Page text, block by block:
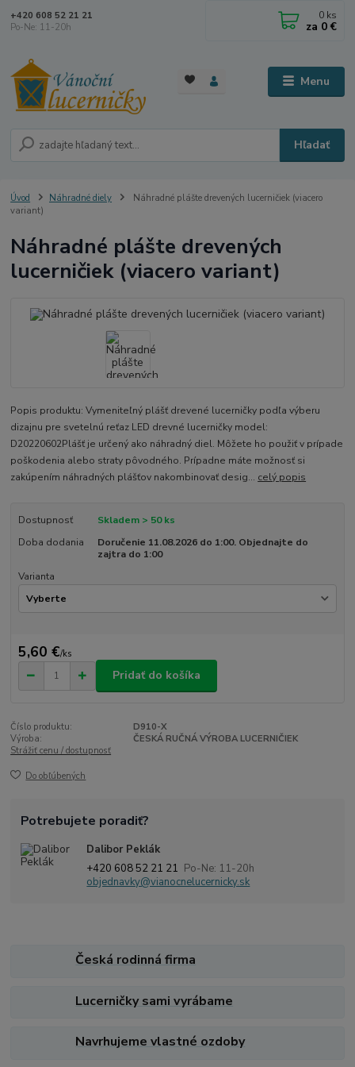
Menu
Hľadať
+420 608 52 21 21
Po-Ne: 11-20h
0 ks
za 0 €
Úvod Náhradné diely
Náhradné plášte drevených lucerničiek (viacero
variant)
Náhradné plášte drevených
lucerničiek (viacero variant)
Popis produktu: Vymeniteľný plášť drevené lucerničky podľa výberu
dizajnu pre svetelnú reťaz LED drevné lucerničky model:
D20220602Plášť je určený ako náhradný diel. Môžete ho použiť v prípade
poškodenia alebo straty pôvodného. Prípadne máte možnosť si
zakúpením náhradných plášťov nakombinovať desig... celý popis
Dostupnosť
Skladem > 50 ks
Doba dodania
Doručenie 11.08.2026 do 1:00. Objednajte do
zajtra do 1:00
Varianta
5,60 €/ks
Pridať do košíka
Číslo produktu:
D910-X
Výroba:
ČESKÁ RUČNÁ VÝROBA LUCERNIČIEK
Strážiť cenu / dostupnosť
Do obľúbených
Potrebujete poradiť?
Dalibor Peklák
+420 608 52 21 21 Po-Ne: 11-20h
objednavky@vianocnelucernicky.sk
Česká rodinná firma
Lucerničky sami vyrábame
Navrhujeme vlastné ozdoby